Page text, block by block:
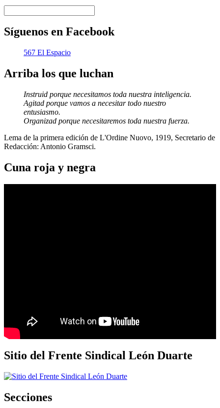
Síguenos en Facebook
567 El Espacio
Arriba los que luchan
Instruid porque necesitamos toda nuestra inteligencia.
Agitad porque vamos a necesitar todo nuestro
entusiasmo.
Organizad porque necesitaremos toda nuestra fuerza.
Lema de la primera edición de L'Ordine Nuovo, 1919, Secretario de
Redacción: Antonio Gramsci.
Cuna roja y negra
Sitio del Frente Sindical León Duarte
Secciones